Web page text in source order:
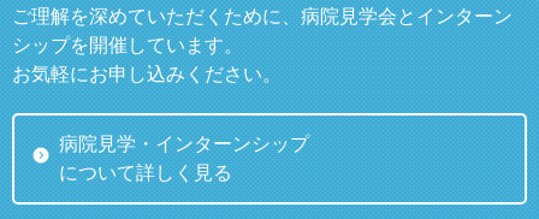
ご理解を深めていただくために、病院見学会とインターン
シップを開催しています。
お気軽にお申し込みください。
病院見学・インターンシップ
について詳しく見る